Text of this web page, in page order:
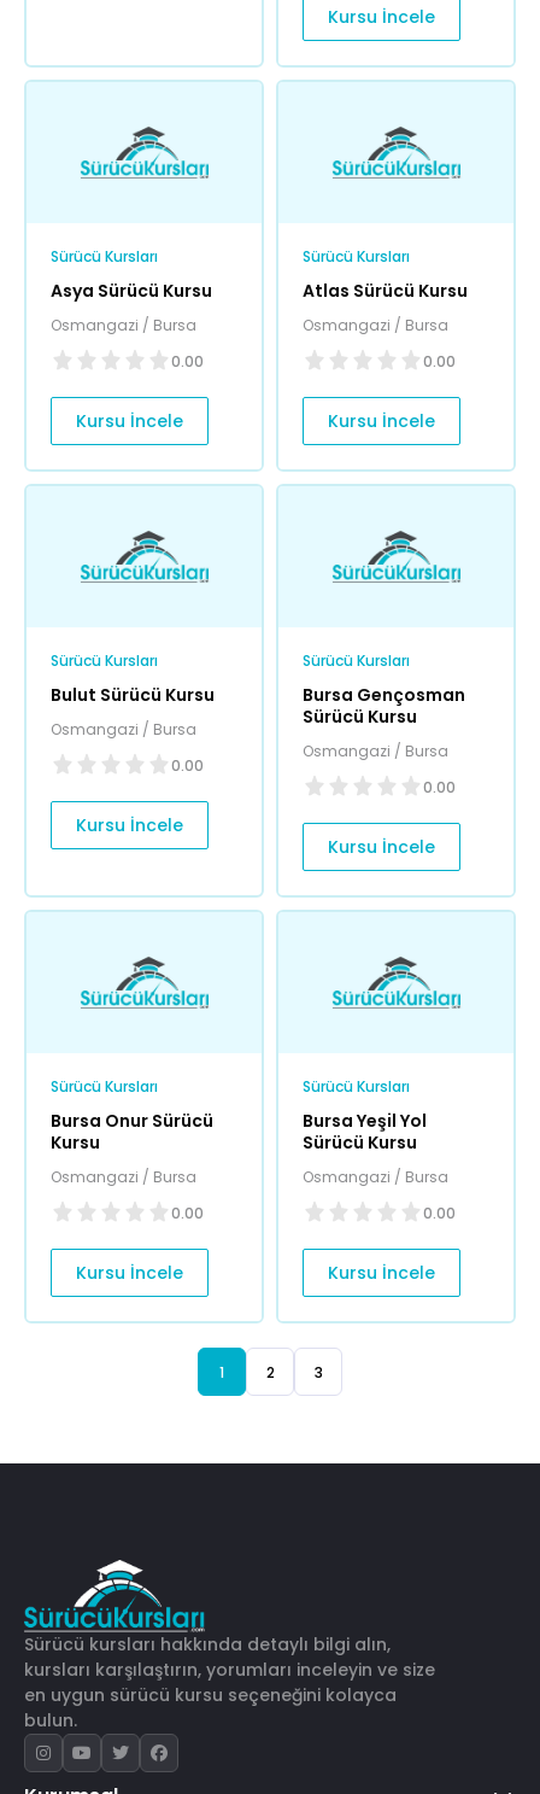
Kursu İncele
Sürücü Kursları
Asya Sürücü Kursu
Osmangazi / Bursa
0.00
Kursu İncele
Sürücü Kursları
Atlas Sürücü Kursu
Osmangazi / Bursa
0.00
Kursu İncele
Sürücü Kursları
Bulut Sürücü Kursu
Osmangazi / Bursa
0.00
Kursu İncele
Sürücü Kursları
Bursa Gençosman
Sürücü Kursu
Osmangazi / Bursa
0.00
Kursu İncele
Sürücü Kursları
Bursa Onur Sürücü
Kursu
Osmangazi / Bursa
0.00
Kursu İncele
Sürücü Kursları
Bursa Yeşil Yol
Sürücü Kursu
Osmangazi / Bursa
0.00
Kursu İncele
1 2 3
Sürücü kursları hakkında detaylı bilgi alın,
kursları karşılaştırın, yorumları inceleyin ve size
en uygun sürücü kursu seçeneğini kolayca
bulun.